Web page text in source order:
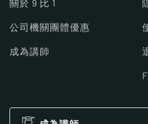
關於 9 比 1
公司機關團體優惠
成為講師